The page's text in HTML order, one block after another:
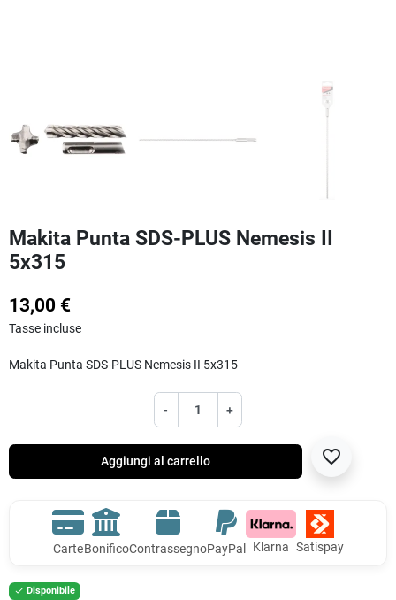
Makita Punta SDS-PLUS Nemesis II
5x315
13,00 €
Tasse incluse
Makita Punta SDS-PLUS Nemesis II 5x315
- +
Aggiungi al carrello favorite_border
CarteBonificoContrassegnoPayPal Klarna Satispay
 Disponibile